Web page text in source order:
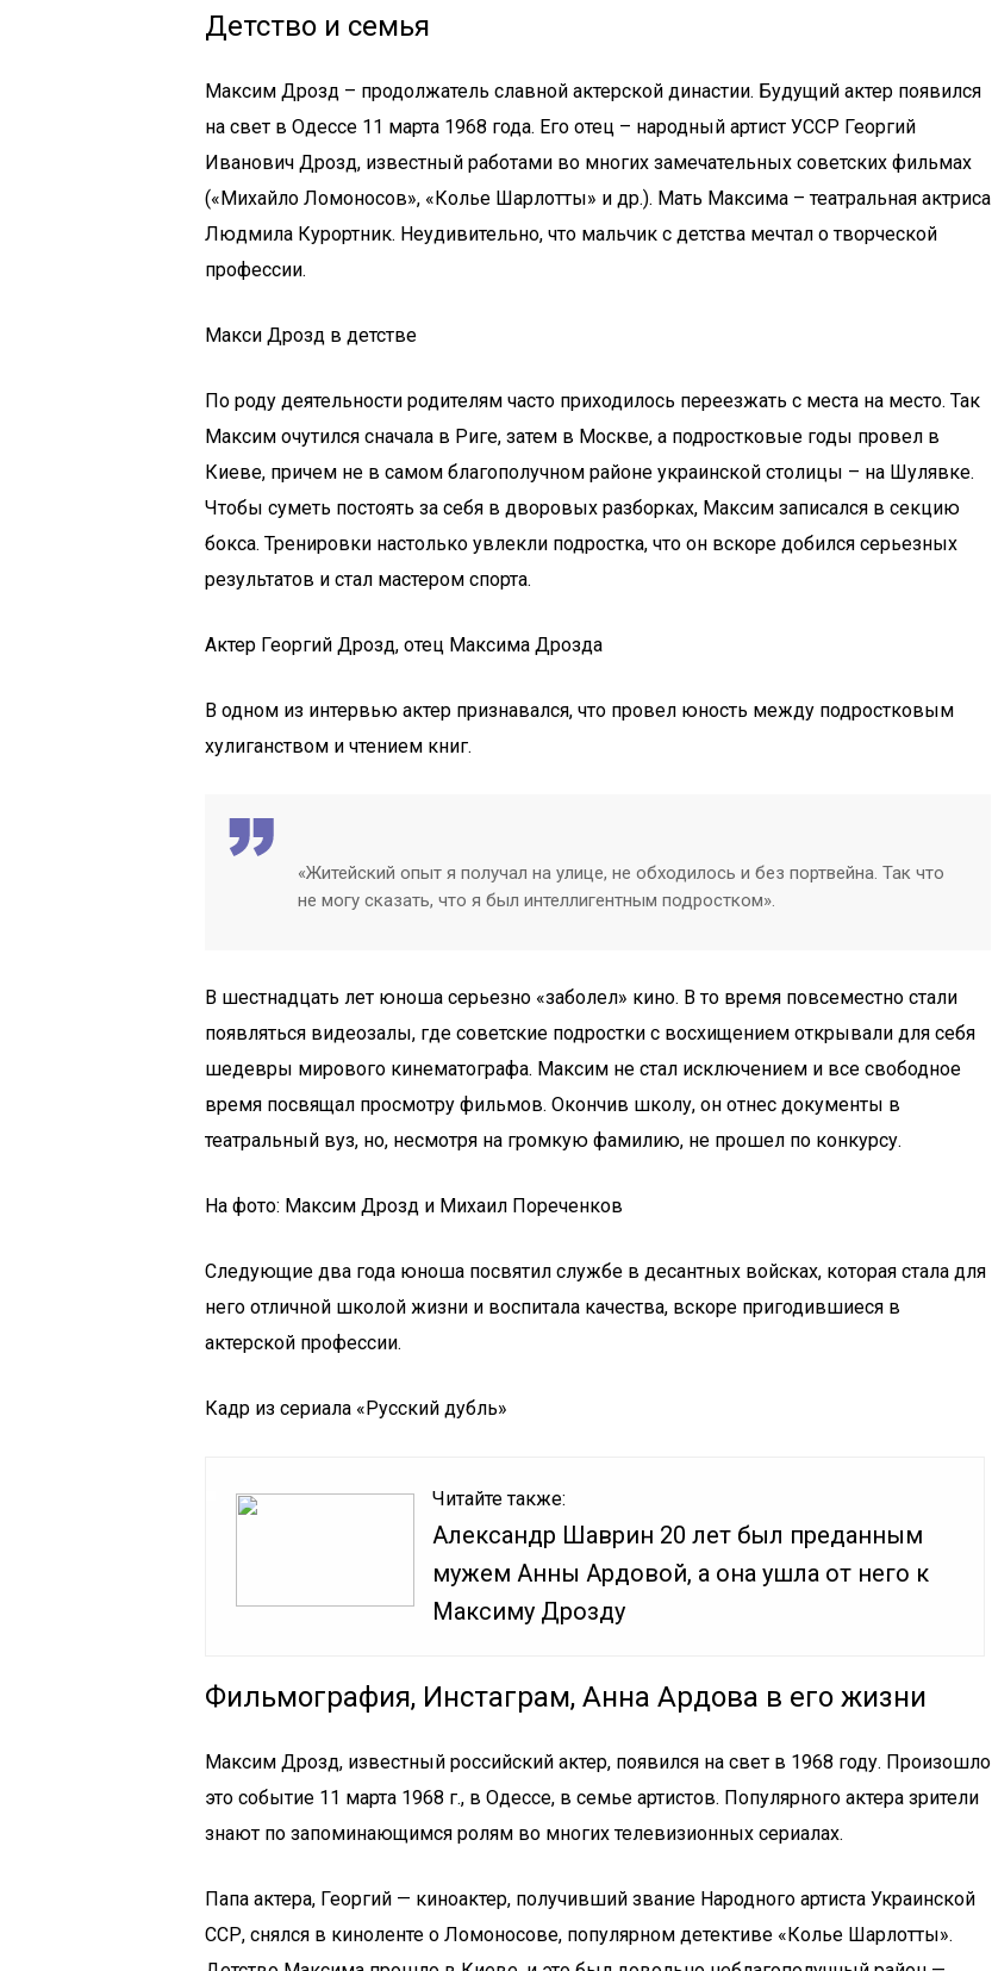
Детство и семья
Максим Дрозд – продолжатель славной актерской династии. Будущий актер появился
на свет в Одессе 11 марта 1968 года. Его отец – народный артист УССР Георгий
Иванович Дрозд, известный работами во многих замечательных советских фильмах
(«Михайло Ломоносов», «Колье Шарлотты» и др.). Мать Максима – театральная актриса
Людмила Курортник. Неудивительно, что мальчик с детства мечтал о творческой
профессии.
Макси Дрозд в детстве
По роду деятельности родителям часто приходилось переезжать с места на место. Так
Максим очутился сначала в Риге, затем в Москве, а подростковые годы провел в
Киеве, причем не в самом благополучном районе украинской столицы – на Шулявке.
Чтобы суметь постоять за себя в дворовых разборках, Максим записался в секцию
бокса. Тренировки настолько увлекли подростка, что он вскоре добился серьезных
результатов и стал мастером спорта.
Актер Георгий Дрозд, отец Максима Дрозда
В одном из интервью актер признавался, что провел юность между подростковым
хулиганством и чтением книг.
«Житейский опыт я получал на улице, не обходилось и без портвейна. Так что
не могу сказать, что я был интеллигентным подростком».
В шестнадцать лет юноша серьезно «заболел» кино. В то время повсеместно стали
появляться видеозалы, где советские подростки с восхищением открывали для себя
шедевры мирового кинематографа. Максим не стал исключением и все свободное
время посвящал просмотру фильмов. Окончив школу, он отнес документы в
театральный вуз, но, несмотря на громкую фамилию, не прошел по конкурсу.
На фото: Максим Дрозд и Михаил Пореченков
Следующие два года юноша посвятил службе в десантных войсках, которая стала для
него отличной школой жизни и воспитала качества, вскоре пригодившиеся в
актерской профессии.
Кадр из сериала «Русский дубль»
Читайте также:
Александр Шаврин 20 лет был преданным
мужем Анны Ардовой, а она ушла от него к
Максиму Дрозду
Фильмография, Инстаграм, Анна Ардова в его жизни
Максим Дрозд, известный российский актер, появился на свет в 1968 году. Произошло
это событие 11 марта 1968 г., в Одессе, в семье артистов. Популярного актера зрители
знают по запоминающимся ролям во многих телевизионных сериалах.
Папа актера, Георгий — киноактер, получивший звание Народного артиста Украинской
ССР, снялся в киноленте о Ломоносове, популярном детективе «Колье Шарлотты».